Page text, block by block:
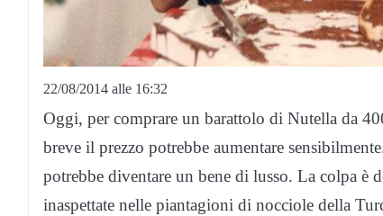
22/08/2014 alle 16:32
Oggi, per comprare un barattolo di Nutella da
breve il prezzo potrebbe aumentare
potrebbe diventare un bene di lusso. La colpa è
inaspettate nelle piantagioni di nocciole della